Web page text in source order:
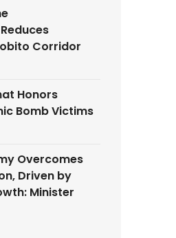
Corridor
Honors
Bomb Victims
Overcomes
Driven by
Minister